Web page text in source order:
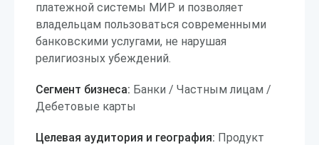
платежной системы МИР и позволяет
владельцам пользоваться современными
банковскими услугами, не нарушая
религиозных убеждений.
Сегмент бизнеса: Банки / Частным лицам /
Дебетовые карты
Целевая аудитория и география: Продукт